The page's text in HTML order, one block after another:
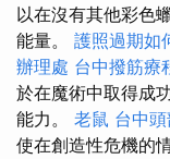
以在沒有其他彩色
能量。 護照過期如
辦理處 台中撥筋療
於在魔術中取得成
能力。 老鼠 台中
使在創造性危機的